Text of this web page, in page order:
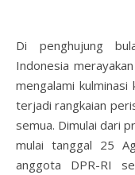
Di penghujung bulan Agustus 2025, saat Republik
Indonesia
mengalami
terjadi rangkaian
semua. Dimulai dari
mulai tanggal 25
anggota DPR-RI